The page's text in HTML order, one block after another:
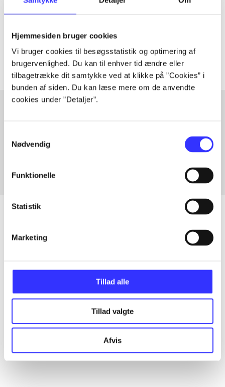
Hjemmesiden bruger cookies
Vi bruger cookies til besøgsstatistik og optimering af
brugervenlighed. Du kan til enhver tid ændre eller
tilbagetrække dit samtykke ved at klikke på ”Cookies” i
bunden af siden. Du kan læse mere om de anvendte
cookies under ”Detaljer”.
Nødvendig
Funktionelle
Statistik
Marketing
Tillad alle
Tillad valgte
Afvis
lorem ipsum dolor sit amet ...
Artiklerne i handler ofte om
Fra
Artikler
...